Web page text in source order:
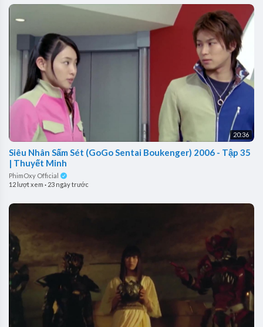
20:36
Siêu Nhân Sấm Sét (GoGo Sentai Boukenger) 2006 - Tập 35
| Thuyết Minh
PhimOxy Official
12 lượt xem · 23 ngày trước